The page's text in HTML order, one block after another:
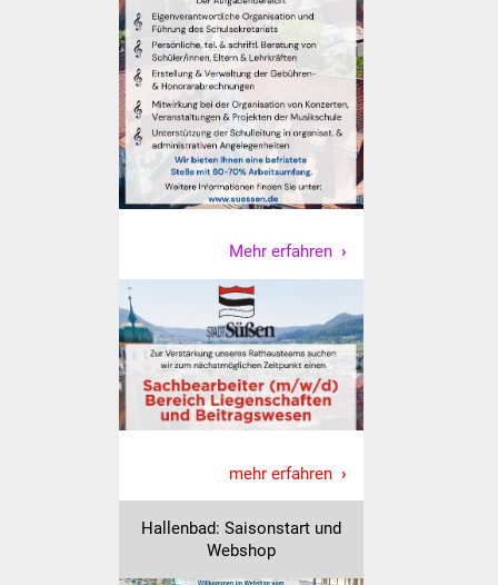
Familienzentrum
Stadtwerke
Suenergie
NETZMonitor
Ärzte und Apotheken
Pflege von Angehörigen
Hitzewarnung / UV-
Index
Abfall und Entsorgung
Mehr erfahren
mehr erfahren
Hallenbad: Saisonstart und
Webshop